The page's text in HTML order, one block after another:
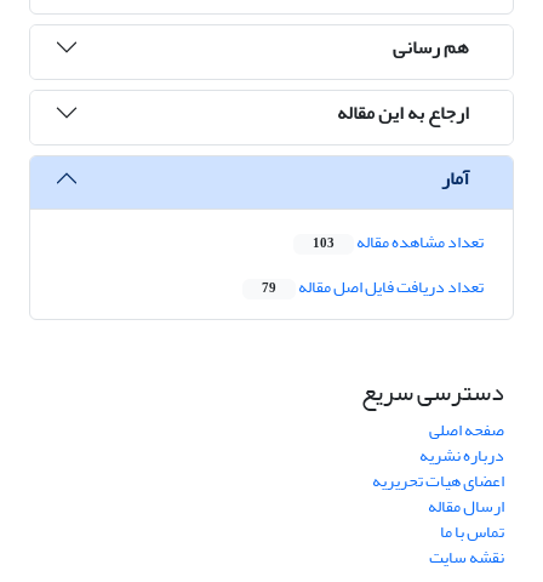
هم رسانی
ارجاع به این مقاله
آمار
تعداد مشاهده مقاله 103
تعداد دریافت فایل اصل مقاله 79
دسترسی سریع
صفحه اصلی
درباره نشریه
اعضای هیات تحریریه
ارسال مقاله
تماس با ما
نقشه سایت